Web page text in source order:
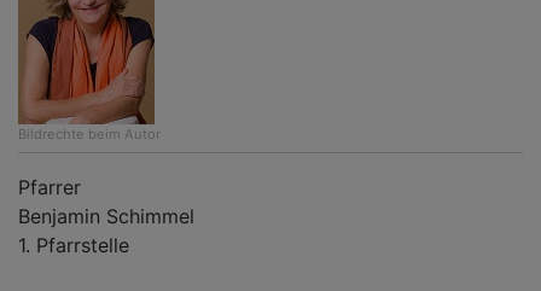
Bildrechte beim Autor
Pfarrer
Benjamin Schimmel
1. Pfarrstelle